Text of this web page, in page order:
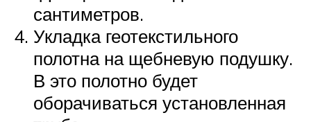
сантиметров.
Укладка геотекстильного
полотна на щебневую подушку.
В это полотно будет
оборачиваться установленная